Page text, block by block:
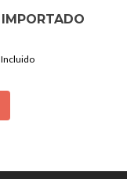
Incluido